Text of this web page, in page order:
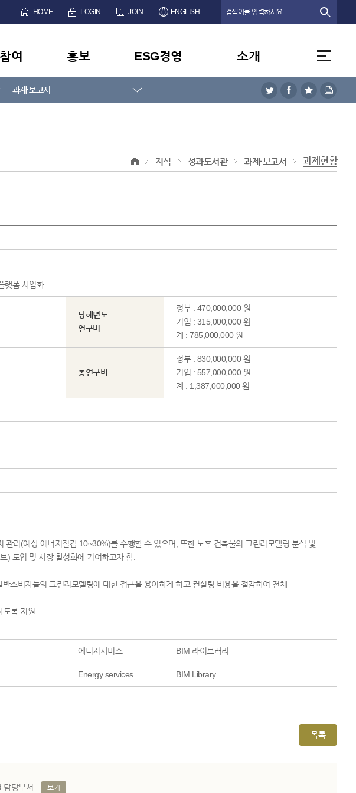
HOME LOGIN JOIN ENGLISH
참여 홍보 ESG경영 소개
과제·보고서
지식 성과도서관 과제·보고서 과제현황
랫폼 사업화
당해년도
연구비
정부 : 470,000,000 원
기업 : 315,000,000 원
계 : 785,000,000 원
총연구비
정부 : 830,000,000 원
기업 : 557,000,000 원
계 : 1,387,000,000 원
리(예상 에너지절감 10~30%)를 수행할 수 있으며, 또한 노후 건축물의 그린리모델링 분석 및
) 도입 및 시장 활성화에 기여하고자 함.
소비자들의 그린리모델링에 대한 접근을 용이하게 하고 컨설팅 비용을 절감하여 전체
도록 지원
에너지서비스 BIM 라이브러리
Energy services BIM Library
목록
담당부서 보기